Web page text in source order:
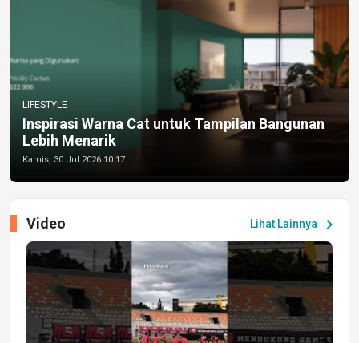
LIFESTYLE
Inspirasi Warna Cat untuk Tampilan Bangunan
Lebih Menarik
Kamis, 30 Jul 2026 10:17
Lihat Lainnya chevron_right
Video